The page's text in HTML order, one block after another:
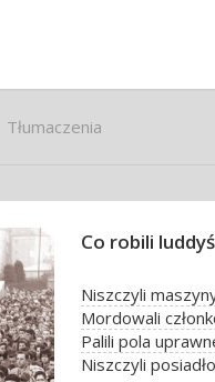
Tłumaczenia
Co robili
Niszczyli
Mordowali
Palili pola
Niszczyli